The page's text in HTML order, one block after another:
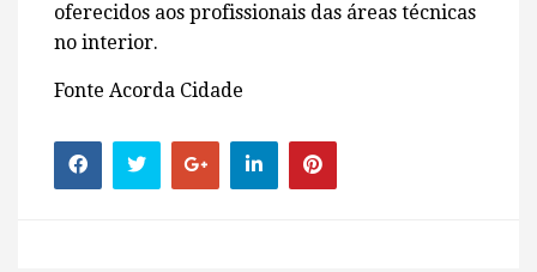
oferecidos aos profissionais das áreas técnicas
no interior.
Fonte Acorda Cidade